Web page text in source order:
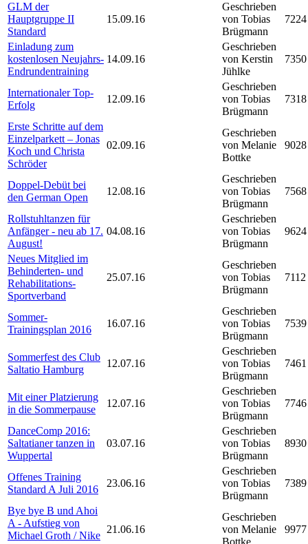
GLM der
Hauptgruppe II
Standard
15.09.16
Geschrieben
von Tobias
Brügmann
7224
Einladung zum
kostenlosen Neujahrs-
Endrundentraining
14.09.16
Geschrieben
von Kerstin
Jühlke
7350
Internationaler Top-
Erfolg
12.09.16
Geschrieben
von Tobias
Brügmann
7318
Erste Schritte auf dem
Einzelparkett – Jonas
Koch und Christa
Schröder
02.09.16
Geschrieben
von Melanie
Bottke
9028
Doppel-Debüt bei
den German Open
12.08.16
Geschrieben
von Tobias
Brügmann
7568
Rollstuhltanzen für
Anfänger - neu ab 17.
August!
04.08.16
Geschrieben
von Tobias
Brügmann
9624
Neues Mitglied im
Behinderten- und
Rehabilitations-
Sportverband
25.07.16
Geschrieben
von Tobias
Brügmann
7112
Sommer-
Trainingsplan 2016
16.07.16
Geschrieben
von Tobias
Brügmann
7539
Sommerfest des Club
Saltatio Hamburg
12.07.16
Geschrieben
von Tobias
Brügmann
7461
Mit einer Platzierung
in die Sommerpause
12.07.16
Geschrieben
von Tobias
Brügmann
7746
DanceComp 2016:
Saltatianer tanzen in
Wuppertal
03.07.16
Geschrieben
von Tobias
Brügmann
8930
Offenes Training
Standard A Juli 2016
23.06.16
Geschrieben
von Tobias
Brügmann
7389
Bye bye B und Ahoi
A - Aufstieg von
Michael Groth / Nike
21.06.16
Geschrieben
von Melanie
Bottke
9977